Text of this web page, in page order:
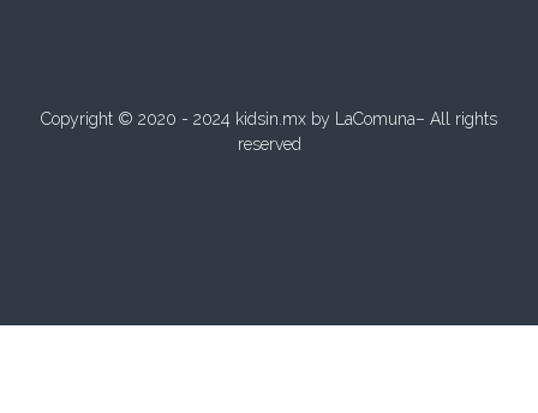
Copyright © 2020 - 2024 kidsin.mx by LaComuna– All rights
reserved